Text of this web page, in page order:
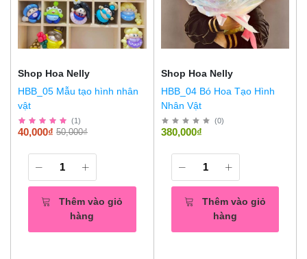
Shop Hoa Nelly
HBB_05 Mẫu tạo hình nhân
vật
(1)
50,000₫
40,000₫
Thêm vào giỏ
hàng
Shop Hoa Nelly
HBB_04 Bó Hoa Tạo Hình
Nhân Vật
(0)
380,000₫
Thêm vào giỏ
hàng